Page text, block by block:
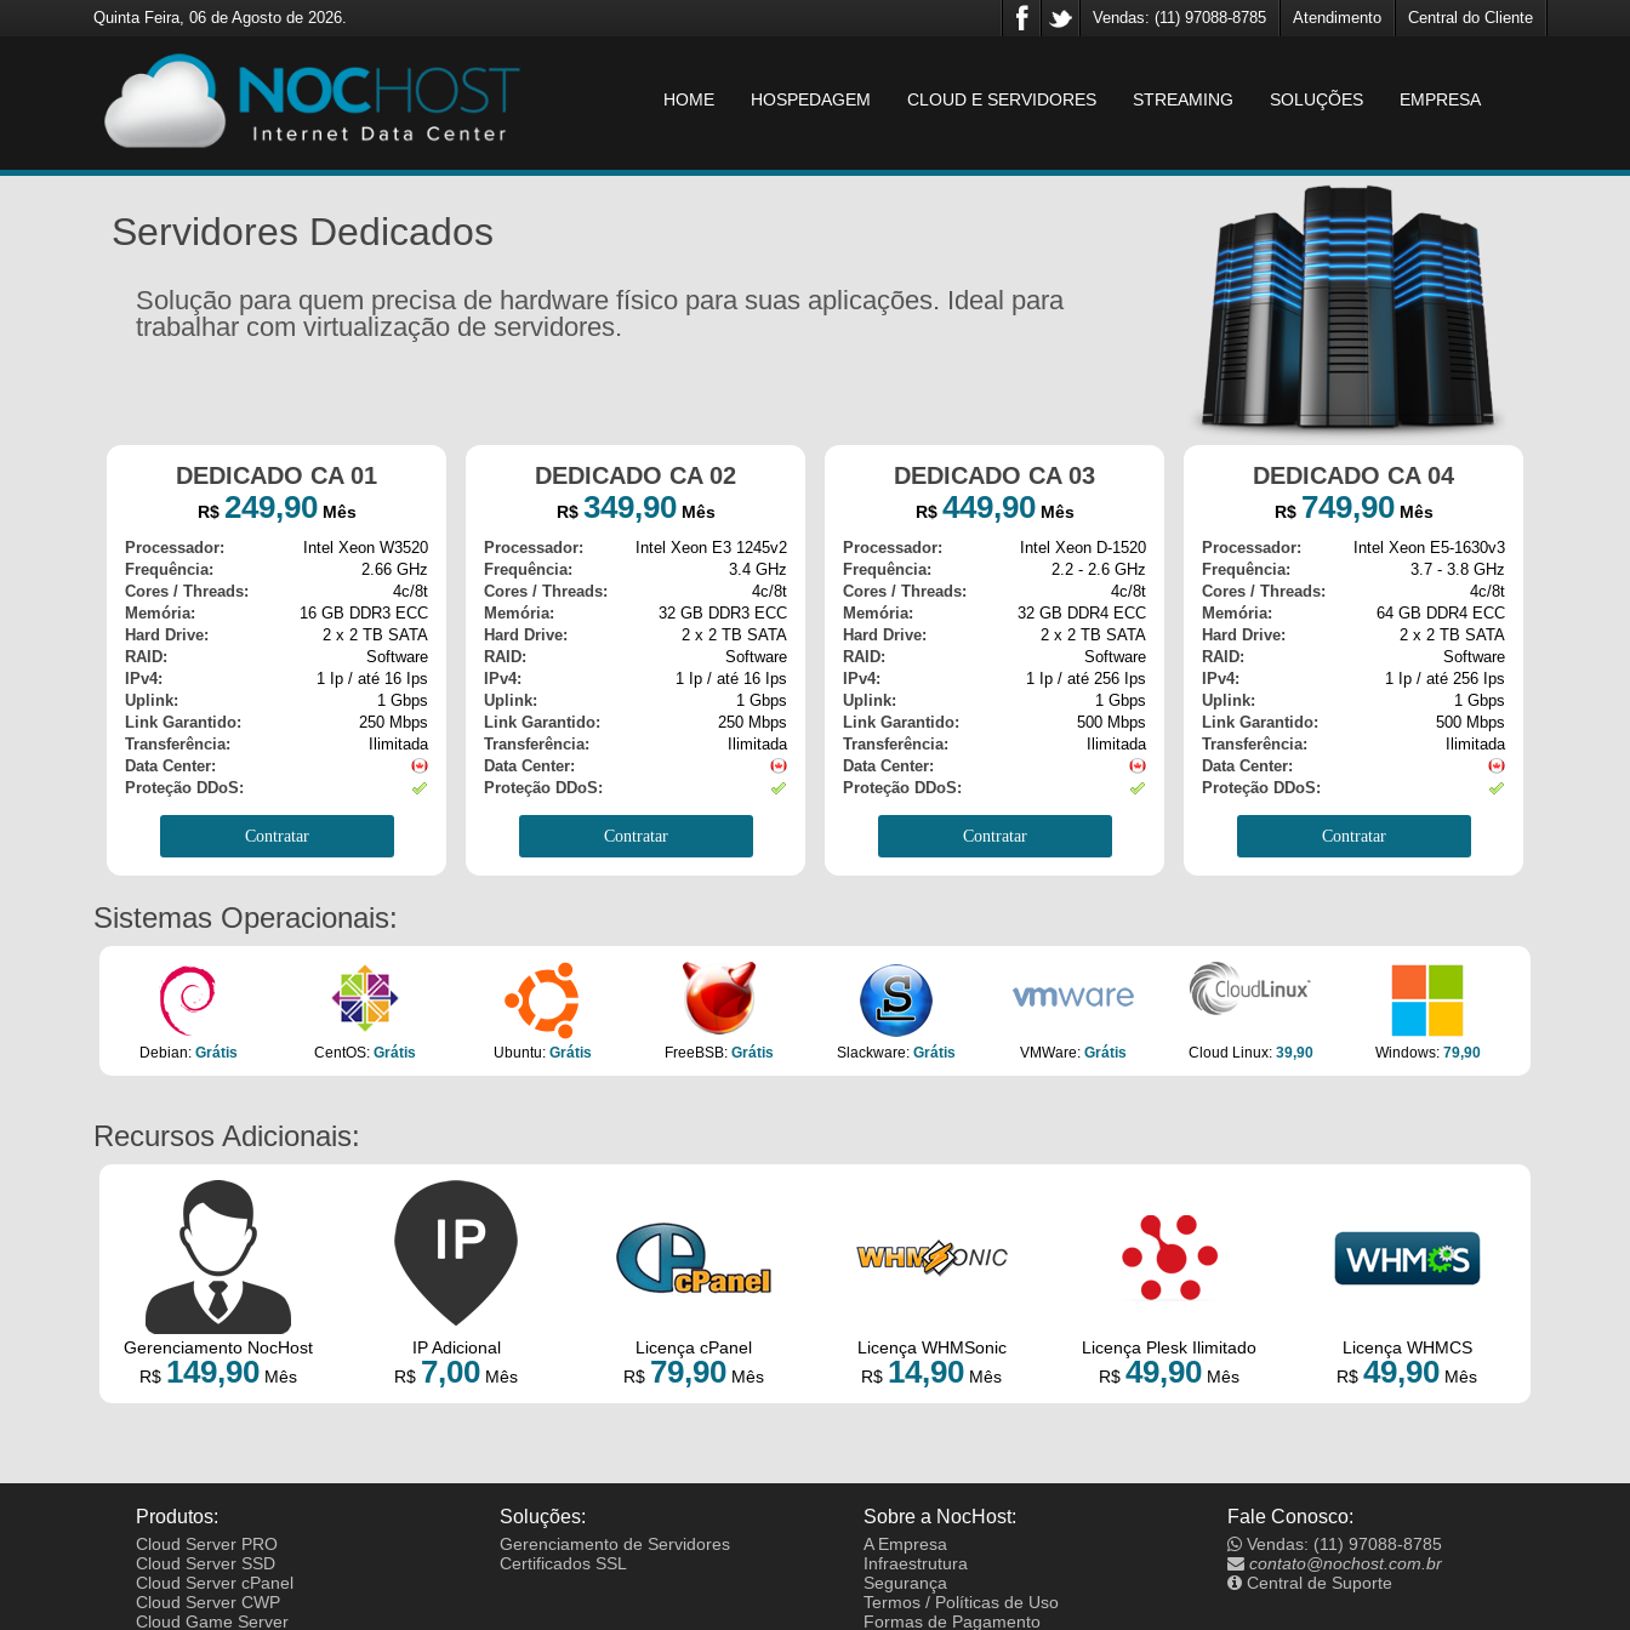
Quinta Feira, 06 de Agosto de 2026. Vendas: (11) 97088-8785 Atendimento Central do Cliente
HOME HOSPEDAGEM CLOUD E SERVIDORES STREAMING SOLUÇÕES EMPRESA
Servidores Dedicados
Solução para quem precisa de hardware físico para suas aplicações. Ideal para
trabalhar com virtualização de servidores.
DEDICADO CA 01
R$ 249,90Mês
Processador:
Intel Xeon W3520
Frequência:
2.66 GHz
Cores / Threads:
4c/8t
Memória:
16 GB DDR3 ECC
Hard Drive:
2 x 2 TB SATA
RAID:
Software
IPv4:
1 Ip / até 16 Ips
Uplink:
1 Gbps
Link Garantido:
250 Mbps
Transferência:
Ilimitada
Data Center:
Proteção DDoS:
Contratar
DEDICADO CA 02
R$ 349,90Mês
Processador:
Intel Xeon E3 1245v2
Frequência:
3.4 GHz
Cores / Threads:
4c/8t
Memória:
32 GB DDR3 ECC
Hard Drive:
2 x 2 TB SATA
RAID:
Software
IPv4:
1 Ip / até 16 Ips
Uplink:
1 Gbps
Link Garantido:
250 Mbps
Transferência:
Ilimitada
Data Center:
Proteção DDoS:
Contratar
DEDICADO CA 03
R$ 449,90Mês
Processador:
Intel Xeon D-1520
Frequência:
2.2 - 2.6 GHz
Cores / Threads:
4c/8t
Memória:
32 GB DDR4 ECC
Hard Drive:
2 x 2 TB SATA
RAID:
Software
IPv4:
1 Ip / até 256 Ips
Uplink:
1 Gbps
Link Garantido:
500 Mbps
Transferência:
Ilimitada
Data Center:
Proteção DDoS:
Contratar
DEDICADO CA 04
R$ 749,90Mês
Processador:
Intel Xeon E5-1630v3
Frequência:
3.7 - 3.8 GHz
Cores / Threads:
4c/8t
Memória:
64 GB DDR4 ECC
Hard Drive:
2 x 2 TB SATA
RAID:
Software
IPv4:
1 Ip / até 256 Ips
Uplink:
1 Gbps
Link Garantido:
500 Mbps
Transferência:
Ilimitada
Data Center:
Proteção DDoS:
Contratar
Sistemas Operacionais:
Debian: Grátis CentOS: Grátis Ubuntu: Grátis FreeBSB: Grátis Slackware: Grátis VMWare: Grátis Cloud Linux: 39,90 Windows: 79,90
Recursos Adicionais:
Gerenciamento NocHost
R$ 149,90 Mês
IP Adicional
R$ 7,00 Mês
Licença cPanel
R$ 79,90 Mês
Licença WHMSonic
R$ 14,90 Mês
Licença Plesk Ilimitado
R$ 49,90 Mês
Licença WHMCS
R$ 49,90 Mês
Produtos:
Cloud Server PRO
Cloud Server SSD
Cloud Server cPanel
Cloud Server CWP
Cloud Game Server
Soluções:
Gerenciamento de Servidores
Certificados SSL
Sobre a NocHost:
A Empresa
Infraestrutura
Segurança
Termos / Políticas de Uso
Formas de Pagamento
Fale Conosco:
Vendas: (11) 97088-8785
contato@nochost.com.br
Central de Suporte